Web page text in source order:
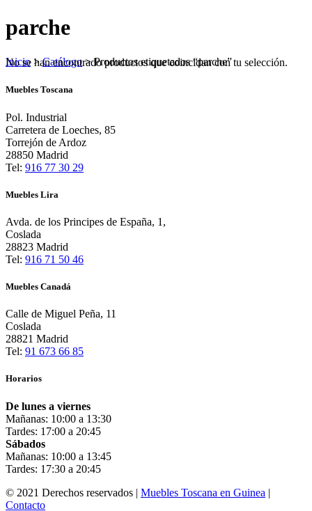
parche
Inicio>Catálogo>Productos etiquetados “parche”
No se han encontrado productos que coincidan con tu selección.
Muebles Toscana
Pol. Industrial
Carretera de Loeches, 85
Torrejón de Ardoz
28850 Madrid
Tel: 916 77 30 29
Muebles Lira
Avda. de los Principes de España, 1,
Coslada
28823 Madrid
Tel: 916 71 50 46
Muebles Canadá
Calle de Miguel Peña, 11
Coslada
28821 Madrid
Tel: 91 673 66 85
Horarios
De lunes a viernes
Mañanas: 10:00 a 13:30
Tardes: 17:00 a 20:45
Sábados
Mañanas: 10:00 a 13:45
Tardes: 17:30 a 20:45
© 2021 Derechos reservados | Muebles Toscana en Guinea |
Contacto